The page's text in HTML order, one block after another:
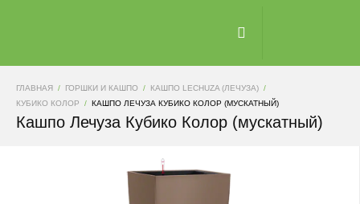
ГЛАВНАЯ ГОРШКИ И КАШПО
КАШПО LECHUZA (ЛЕЧУЗА)
КУБИКО КОЛОР
КАШПО ЛЕЧУЗА КУБИКО КОЛОР (МУСКАТНЫЙ)
Кашпо Лечуза Кубико Колор (мускатный)